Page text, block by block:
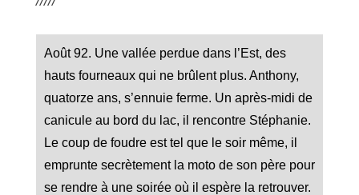
Août 92. Une vallée perdue dans l’Est, des
hauts fourneaux qui ne brûlent plus. Anthony,
quatorze ans, s’ennuie ferme. Un après-midi de
canicule au bord du lac, il rencontre Stéphanie.
Le coup de foudre est tel que le soir même, il
emprunte secrètement la moto de son père pour
se rendre à une soirée où il espère la retrouver.